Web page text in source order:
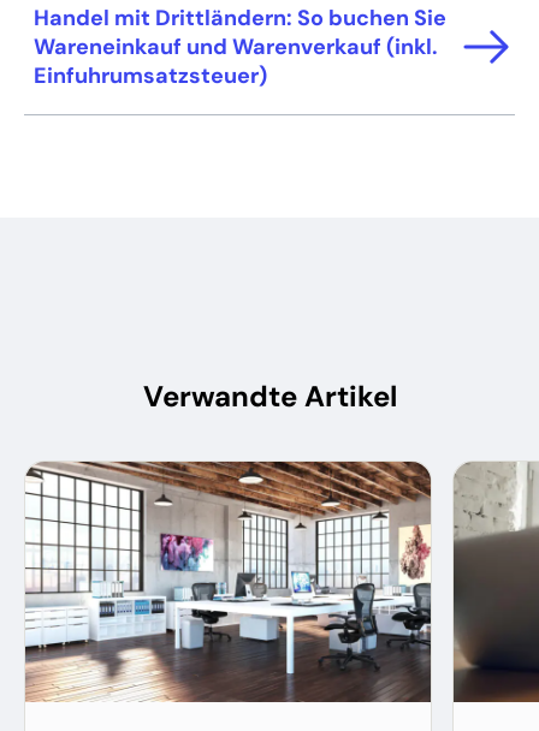
Handel mit Drittländern: So buchen Sie
Wareneinkauf und Warenverkauf (inkl.
Einfuhrumsatzsteuer)
Verwandte Artikel